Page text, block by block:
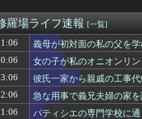
ワイ、医者から酒ドクターストッ
男の子３人のママ。しょっちゅ
コレート嚢胞と診断されて手術
ら帰ったら、嫁の顔が青ざめて
年生の女です。家が嫌いすぎて
の通販を使った義父。すると、1
初美容院こわい
停中、義母のﾀﾋで相続が発生し
羅場ライフ速報 [一覧]
義母が初対面の私の父を
女の子が私のオニオンリ
彼氏一家から親戚の工事
急な用事で義兄夫婦の家
パティシエの専門学校に